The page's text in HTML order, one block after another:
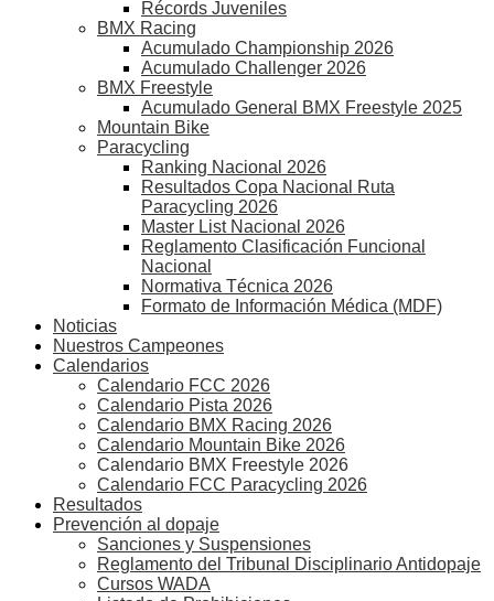
Récords Juveniles
BMX Racing
Acumulado Championship 2026
Acumulado Challenger 2026
BMX Freestyle
Acumulado General BMX Freestyle 2025
Mountain Bike
Paracycling
Ranking Nacional 2026
Resultados Copa Nacional Ruta
Paracycling 2026
Master List Nacional 2026
Reglamento Clasificación Funcional
Nacional
Normativa Técnica 2026
Formato de Información Médica (MDF)
Noticias
Nuestros Campeones
Calendarios
Calendario FCC 2026
Calendario Pista 2026
Calendario BMX Racing 2026
Calendario Mountain Bike 2026
Calendario BMX Freestyle 2026
Calendario FCC Paracycling 2026
Resultados
Prevención al dopaje
Sanciones y Suspensiones
Reglamento del Tribunal Disciplinario Antidopaje
Cursos WADA